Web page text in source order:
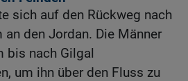
sich auf den Rückweg nach
den Jordan. Die Männer
bis nach Gilgal
um ihn über den Fluss zu